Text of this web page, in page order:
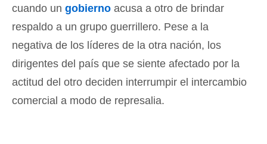
cuando un gobierno acusa a otro de brindar
respaldo a un grupo guerrillero. Pese a la
negativa de los líderes de la otra nación, los
dirigentes del país que se siente afectado por la
actitud del otro deciden interrumpir el intercambio
comercial a modo de represalia.